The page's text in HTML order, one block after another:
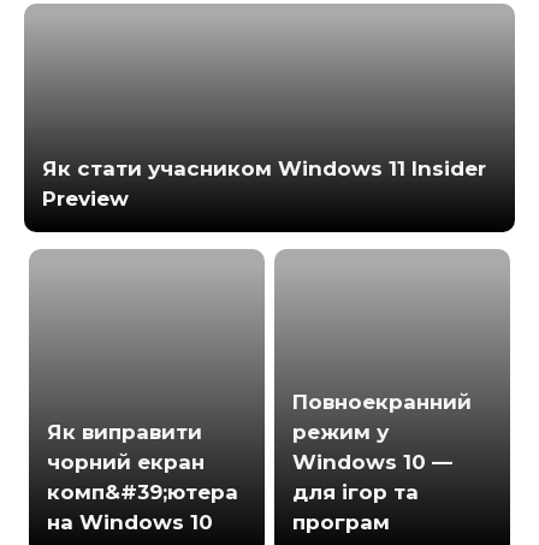
Як стати учасником Windows 11 Insider
Preview
Як виправити
чорний екран
комп&#39;ютера
на Windows 10
Повноекранний
режим у
Windows 10 —
для ігор та
програм